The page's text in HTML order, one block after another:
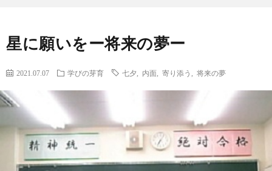
星に願いをー将来の夢ー
2021.07.07 学びの芽育 七夕 内面 寄り添う 将来の夢